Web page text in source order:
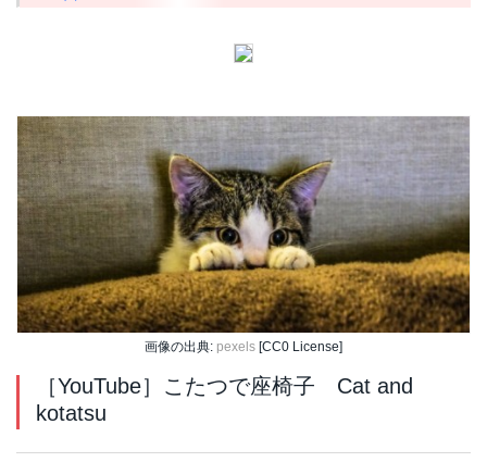
画像の出典: pexels [CC0 License]
［YouTube］こたつで座椅子 Cat and
kotatsu